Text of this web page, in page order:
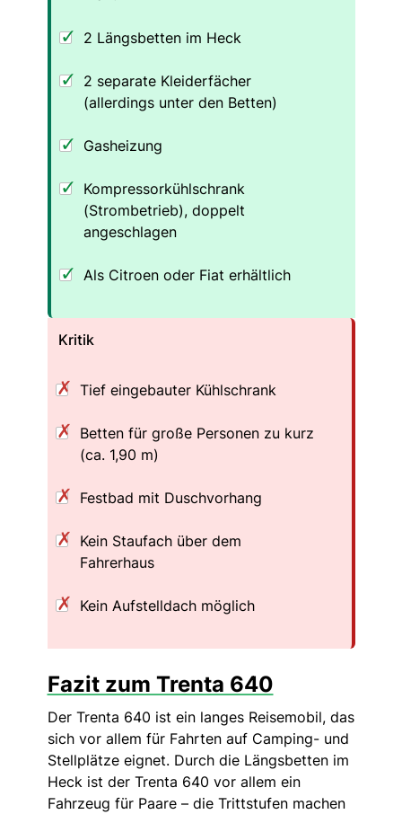
2 Längsbetten im Heck
2 separate Kleiderfächer
(allerdings unter den Betten)
Gasheizung
Kompressorkühlschrank
(Strombetrieb), doppelt
angeschlagen
Als Citroen oder Fiat erhältlich
Kritik
Tief eingebauter Kühlschrank
Betten für große Personen zu kurz
(ca. 1,90 m)
Festbad mit Duschvorhang
Kein Staufach über dem
Fahrerhaus
Kein Aufstelldach möglich
Fazit zum Trenta 640
Der Trenta 640 ist ein langes Reisemobil, das
sich vor allem für Fahrten auf Camping- und
Stellplätze eignet. Durch die Längsbetten im
Heck ist der Trenta 640 vor allem ein
Fahrzeug für Paare – die Trittstufen machen